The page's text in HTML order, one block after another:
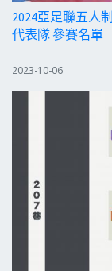
2024亞足聯五人
代表隊 參賽名單
2023-10-06